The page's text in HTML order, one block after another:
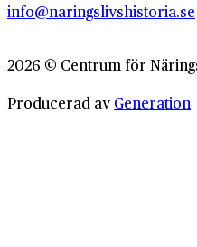
info@naringslivshistoria.se
2026 © Centrum för
Producerad av Generation